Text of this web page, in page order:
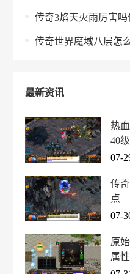
传奇3焰天火雨厉害吗
传奇世界魔域八层怎
最新资讯
热
40级
07-
传
点
07-
原
属